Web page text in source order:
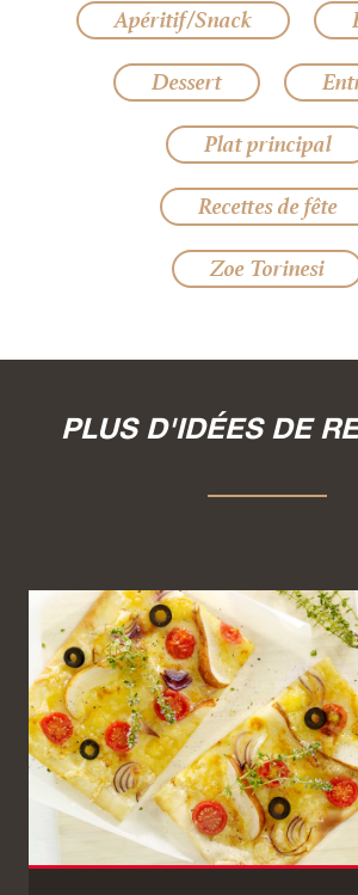
Apéritif/Snack
Dessert
Plat principal
Recettes de fête
Zoe Torinesi
PLUS D'IDÉES DE